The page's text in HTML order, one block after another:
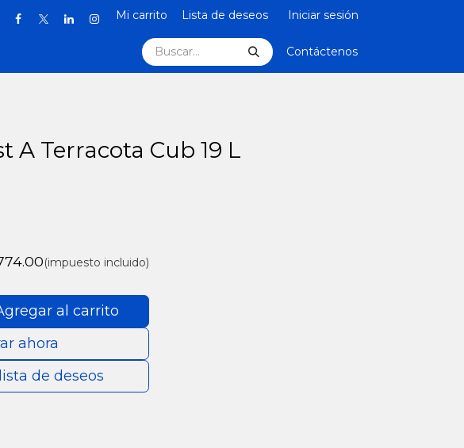
Mi carrito Lista de deseos Iniciar sesión
Contáctenos
A Terracota Cub 19 L
al carrito
ahora
de deseos
(impuesto incluido)